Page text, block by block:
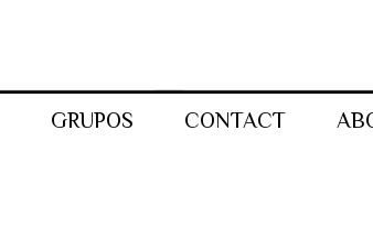
GRUPOS CONTACT